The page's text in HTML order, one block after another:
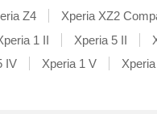
Z4 Xperia XZ2
1 II Xperia 5 II
IV Xperia 1 V